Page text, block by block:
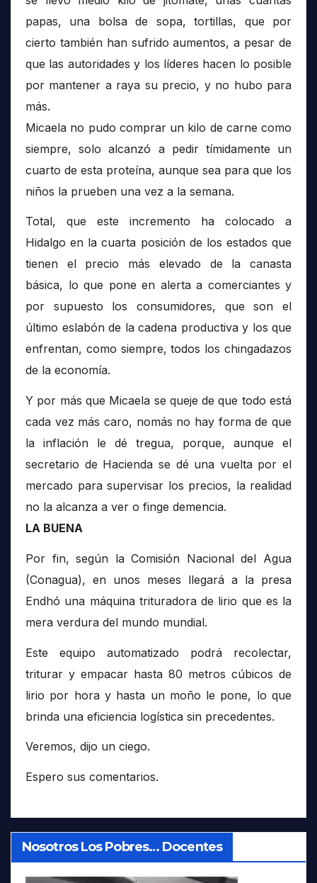
papas, una bolsa de sopa, tortillas, que por
cierto también han sufrido aumentos, a pesar de
que las autoridades y los líderes hacen lo posible
por mantener a raya su precio, y no hubo para
más.
Micaela no pudo comprar un kilo de carne como
siempre, solo alcanzó a pedir tímidamente un
cuarto de esta proteína, aunque sea para que los
niños la prueben una vez a la semana.
Total, que este incremento ha colocado a
Hidalgo en la cuarta posición de los estados que
tienen el precio más elevado de la canasta
básica, lo que pone en alerta a comerciantes y
por supuesto los consumidores, que son el
último eslabón de la cadena productiva y los que
enfrentan, como siempre, todos los chingadazos
de la economía.
Y por más que Micaela se queje de que todo está
cada vez más caro, nomás no hay forma de que
la inflación le dé tregua, porque, aunque el
secretario de Hacienda se dé una vuelta por el
mercado para supervisar los precios, la realidad
no la alcanza a ver o finge demencia.
LA BUENA
Por fin, según la Comisión Nacional del Agua
(Conagua), en unos meses llegará a la presa
Endhó una máquina trituradora de lirio que es la
mera verdura del mundo mundial.
Este equipo automatizado podrá recolectar,
triturar y empacar hasta 80 metros cúbicos de
lirio por hora y hasta un moño le pone, lo que
brinda una eficiencia logística sin precedentes.
Veremos, dijo un ciego.
Espero sus comentarios.
Nosotros Los Pobres… Docentes